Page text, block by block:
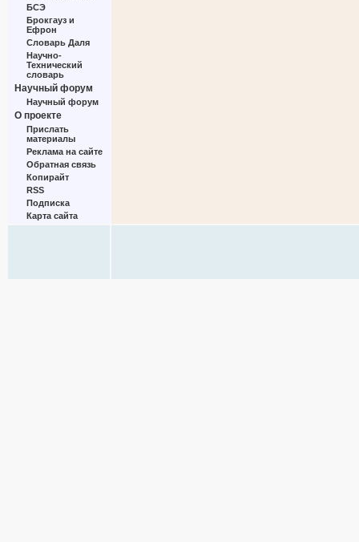
БСЭ
Брокгауз и
Ефрон
Словарь Даля
Научно-
Технический
словарь
Научный форум
Научный форум
О проекте
Прислать
материалы
Реклама на сайте
Обратная связь
Копирайт
RSS
Подписка
Карта сайта